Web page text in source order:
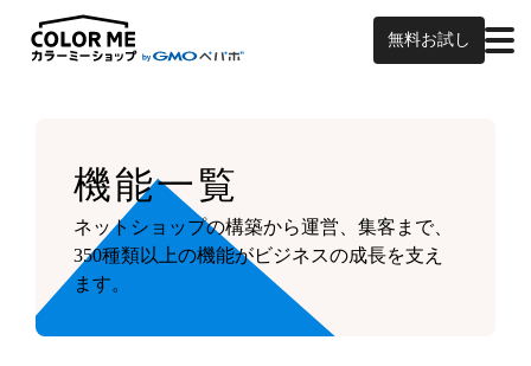
無料お試し
機能一覧
ネットショップの構築から運営、集客まで、
350種類以上の機能がビジネスの成長を支え
ます。